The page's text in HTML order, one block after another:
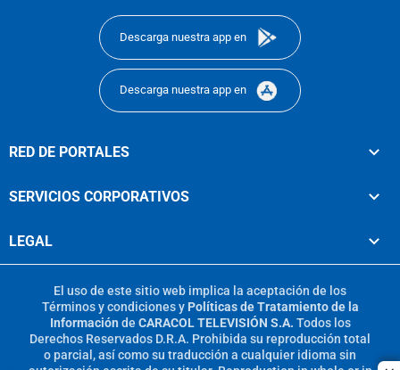
Descarga nuestra app en
Descarga nuestra app en
RED DE PORTALES
SERVICIOS CORPORATIVOS
LEGAL
El uso de este sitio web implica la aceptación de los
Términos y condicionesy Políticas de Tratamiento de la
Información de CARACOL TELEVISIÓN S.A. Todos los
Derechos Reservados D.R.A. Prohibida su reproducción total
o parcial, así como su traducción a cualquier idioma sin